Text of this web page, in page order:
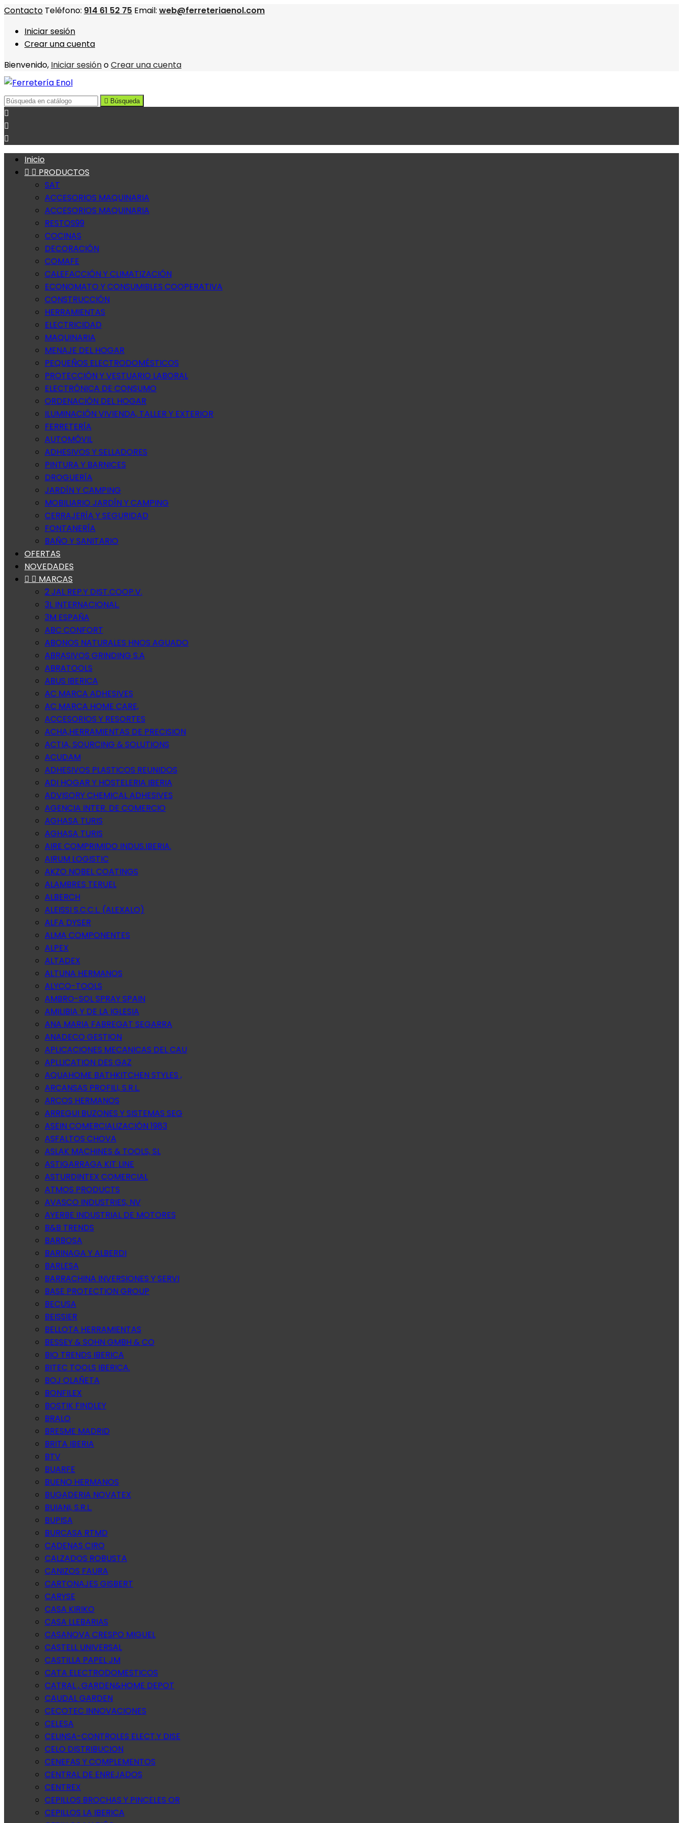
Contacto Teléfono: 914 61 52 75 Email: web@ferreteriaenol.com
Iniciar sesión
Crear una cuenta
Bienvenido, Iniciar sesiónoCrear una cuenta
 Búsqueda



Inicio
  PRODUCTOS
SAT
ACCESORIOS MAQUINARIA
ACCESORIOS MAQUINARIA
RESTOS99
COCINAS
DECORACIÓN
COMAFE
CALEFACCIÓN Y CLIMATIZACIÓN
ECONOMATO Y CONSUMIBLES COOPERATIVA
CONSTRUCCIÓN
HERRAMIENTAS
ELECTRICIDAD
MAQUINARIA
MENAJE DEL HOGAR
PEQUEÑOS ELECTRODOMÉSTICOS
PROTECCIÓN Y VESTUARIO LABORAL
ELECTRÓNICA DE CONSUMO
ORDENACIÓN DEL HOGAR
ILUMINACIÓN VIVIENDA, TALLER Y EXTERIOR
FERRETERÍA
AUTOMÓVIL
ADHESIVOS Y SELLADORES
PINTURA Y BARNICES
DROGUERÍA
JARDÍN Y CAMPING
MOBILIARIO JARDÍN Y CAMPING
CERRAJERÍA Y SEGURIDAD
FONTANERÍA
BAÑO Y SANITARIO
OFERTAS
NOVEDADES
  MARCAS
2 JAL REP.Y DIST.COOP.V.
3L INTERNACIONAL.
3M ESPAÑA
ABC CONFORT
ABONOS NATURALES HNOS AGUADO
ABRASIVOS GRINDING S.A
ABRATOOLS
ABUS IBERICA
AC MARCA ADHESIVES
AC MARCA HOME CARE,
ACCESORIOS Y RESORTES
ACHA,HERRAMIENTAS DE PRECISION
ACTIA, SOURCING & SOLUTIONS
ACUDAM
ADHESIVOS PLASTICOS REUNIDOS
ADI HOGAR Y HOSTELERIA IBERIA
ADVISORY CHEMICAL ADHESIVES
AGENCIA INTER. DE COMERCIO
AGHASA TURIS
AGHASA TURIS
AIRE COMPRIMIDO INDUS.IBERIA.
AIRUM LOGISTIC
AKZO NOBEL COATINGS
ALAMBRES TERUEL
ALBERCH
ALEISSI S.C.C.L. (ALEXALO)
ALFA DYSER
ALMA COMPONENTES
ALPEX
ALTADEX
ALTUNA HERMANOS
ALYCO-TOOLS
AMBRO-SOL SPRAY SPAIN
AMILIBIA Y DE LA IGLESIA
ANA MARIA FABREGAT SEGARRA
ANADECO GESTION
APLICACIONES MECANICAS DEL CAU
APLLICATION DES GAZ
AQUAHOME BATHKITCHEN STYLES ,
ARCANSAS PROFILI, S.R.L.
ARCOS HERMANOS
ARREGUI BUZONES Y SISTEMAS SEG
ASEIN COMERCIALIZACIÓN 1983
ASFALTOS CHOVA
ASLAK MACHINES & TOOLS, SL
ASTIGARRAGA KIT LINE
ASTURDINTEX COMERCIAL
ATMOS PRODUCTS
AVASCO INDUSTRIES, NV
AYERBE INDUSTRIAL DE MOTORES
B&B TRENDS
BARBOSA
BARINAGA Y ALBERDI
BARLESA
BARRACHINA INVERSIONES Y SERVI
BASE PROTECTION GROUP
BECUSA
BEISSIER
BELLOTA HERRAMIENTAS
BESSEY & SOHN GMBH & CO
BIO TRENDS IBERICA
BITEC TOOLS IBERICA.
BOJ OLAÑETA
BONFILEX
BOSTIK FINDLEY
BRALO
BRESME MADRID
BRITA IBERIA
BTV
BUARFE
BUENO HERMANOS
BUGADERIA NOVATEX
BUIANI, S.R.L.
BUPISA
BURCASA RTMD
CADENAS CIRO
CALZADOS ROBUSTA
CANIZOS FAURA
CARTONAJES GISBERT
CARYSE
CASA KIRIKO
CASA LLEBARIAS
CASANOVA CRESPO MIGUEL
CASTELL UNIVERSAL
CASTILLA PAPEL JM
CATA ELECTRODOMESTICOS
CATRAL , GARDEN&HOME DEPOT
CAUDAL GARDEN
CECOTEC INNOVACIONES
CELESA
CELINSA-CONTROLES ELECT.Y DISE
CELO DISTRIBUCION
CENEFAS Y COMPLEMENTOS
CENTRAL DE ENREJADOS
CENTREX
CEPILLOS BROCHAS Y PINCELES OR
CEPILLOS LA IBERICA